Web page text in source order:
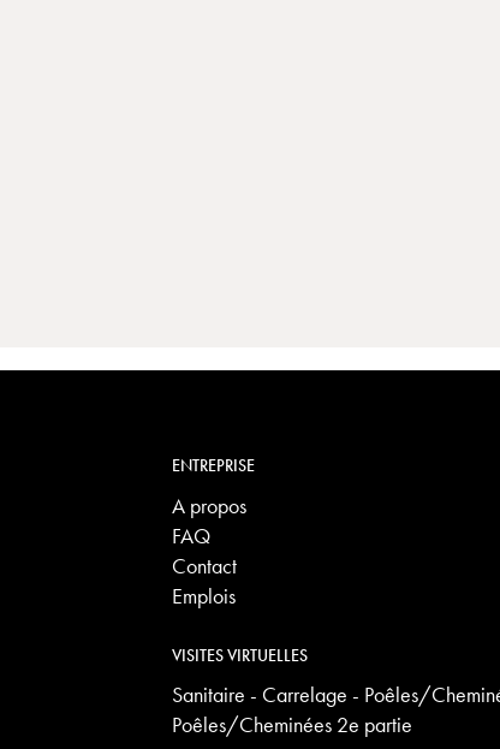
ENTREPRISE
A propos
FAQ
Contact
Emplois
VISITES VIRTUELLES
Sanitaire - Carrelage - Poêles/
Poêles/Cheminées 2e partie